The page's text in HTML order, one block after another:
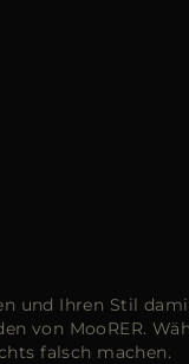
und Ihren Stil
von MooRER.
falsch machen.